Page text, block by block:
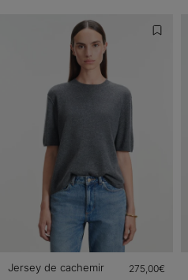
Jersey de cachemir 275,00€